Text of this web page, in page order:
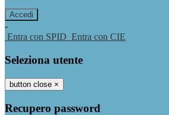
-
Entra con SPID Entra con CIE
Seleziona utente
button close ×
Recupero password